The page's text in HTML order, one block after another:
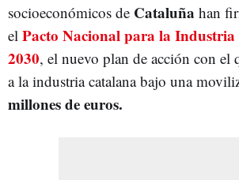
socioeconómicos de Cataluña han
el Pacto Nacional para la
2030, el nuevo plan de acción con el
a la industria catalana bajo una
millones de euros.